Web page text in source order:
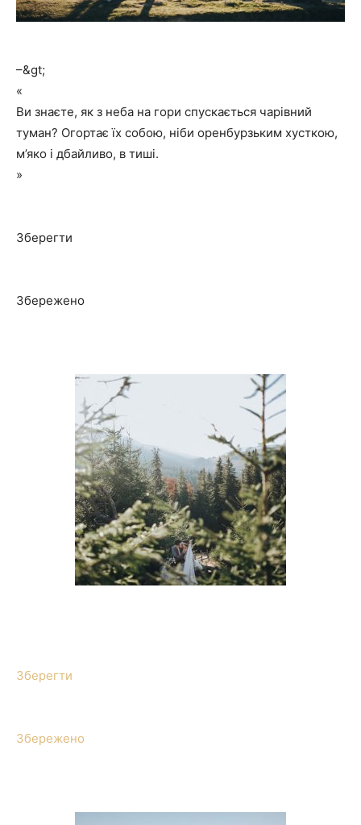
–&gt;
«
Ви знаєте, як з неба на гори спускається чарівний
туман? Огортає їх собою, ніби оренбурзьким хусткою,
м’яко і дбайливо, в тиші.
»
Зберегти
Збережено
Зберегти
Збережено